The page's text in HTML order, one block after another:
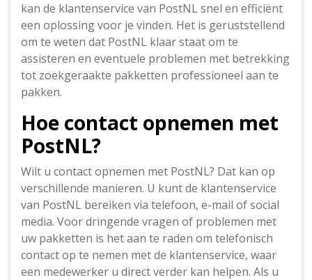
kan de klantenservice van PostNL snel en efficiënt
een oplossing voor je vinden. Het is geruststellend
om te weten dat PostNL klaar staat om te
assisteren en eventuele problemen met betrekking
tot zoekgeraakte pakketten professioneel aan te
pakken.
Hoe contact opnemen met
PostNL?
Wilt u contact opnemen met PostNL? Dat kan op
verschillende manieren. U kunt de klantenservice
van PostNL bereiken via telefoon, e-mail of social
media. Voor dringende vragen of problemen met
uw pakketten is het aan te raden om telefonisch
contact op te nemen met de klantenservice, waar
een medewerker u direct verder kan helpen. Als u